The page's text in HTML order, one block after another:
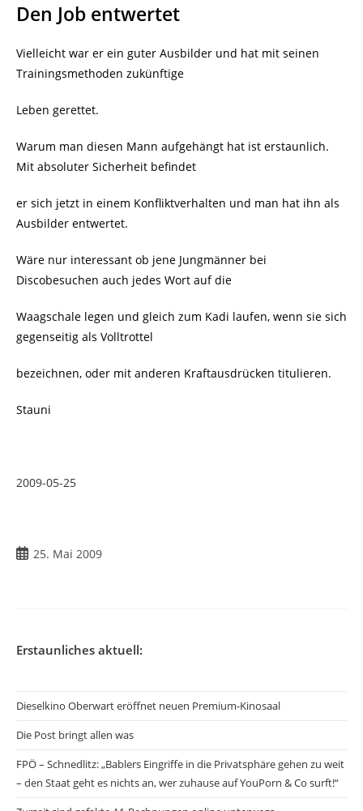
Den Job entwertet
Vielleicht war er ein guter Ausbilder und hat mit seinen
Trainingsmethoden zukünftige
Leben gerettet.
Warum man diesen Mann aufgehängt hat ist erstaunlich.
Mit absoluter Sicherheit befindet
er sich jetzt in einem Konfliktverhalten und man hat ihn als
Ausbilder entwertet.
Wäre nur interessant ob jene Jungmänner bei
Discobesuchen auch jedes Wort auf die
Waagschale legen und gleich zum Kadi laufen, wenn sie sich
gegenseitig als Volltrottel
bezeichnen, oder mit anderen Kraftausdrücken titulieren.
Stauni
2009-05-25
Beitrag
25. Mai 2009
Erstaunliches aktuell:
Dieselkino Oberwart eröffnet neuen Premium-Kinosaal
Die Post bringt allen was
FPÖ – Schnedlitz: „Bablers Eingriffe in die Privatsphäre gehen zu weit
– den Staat geht es nichts an, wer zuhause auf YouPorn & Co surft!“